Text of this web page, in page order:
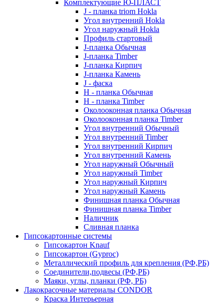
Комплектующие Ю-ПЛАСТ
J - планка triom Hokla
Угол внутренний Hokla
Угол наружный Hokla
Профиль стартовый
J-планка Обычная
J-планка Timber
J-планка Кирпич
J-планка Камень
J - фаска
Н - планка Обычная
Н - планка Timber
Околооконная планка Обычная
Околооконная планка Timber
Угол внутренний Обычный
Угол внутренний Timber
Угол внутренний Кирпич
Угол внутренний Камень
Угол наружный Обычный
Угол наружный Timber
Угол наружный Кирпич
Угол наружный Камень
Финишная планка Обычная
Финишная планка Timber
Наличник
Сливная планка
Гипсокартонные системы
Гипсокартон Knauf
Гипсокартон (Gyproc)
Металлический профиль для крепления (РФ,РБ)
Соединители,подвесы (РФ,РБ)
Маяки, углы, планки (РФ, РБ)
Лакокрасочные материалы CONDOR
Краска Интерьерная